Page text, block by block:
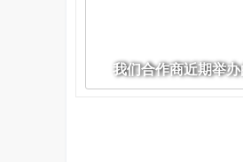
我们合作商近期举